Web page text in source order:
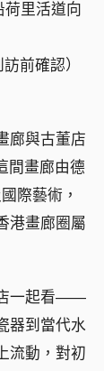
荷里活道向
前確認）
廊與古董店
間畫廊由德
際藝術，
港畫廊圈屬
店一起看——
器到當代水
流動，對初